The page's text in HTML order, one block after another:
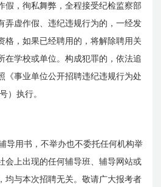
假，徇私舞弊，全程接受纪检监察部
弄虚作假、违纪违规行为的，一经发
格，如果已经聘用的，将解除聘用关
在学校或单位。构成犯罪的，依法追
《事业单位公开招聘违纪违规行为处
号）执行。
导用书，不举办也不委托任何机构举
会上出现的任何辅导班、辅导网站或
均与本次招聘无关。敬请广大报考者